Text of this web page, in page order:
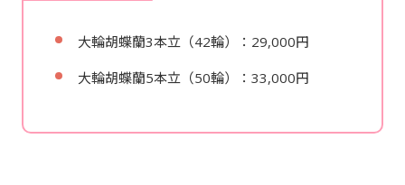
大輪胡蝶蘭3本立（42輪）：29,000円
大輪胡蝶蘭5本立（50輪）：33,000円